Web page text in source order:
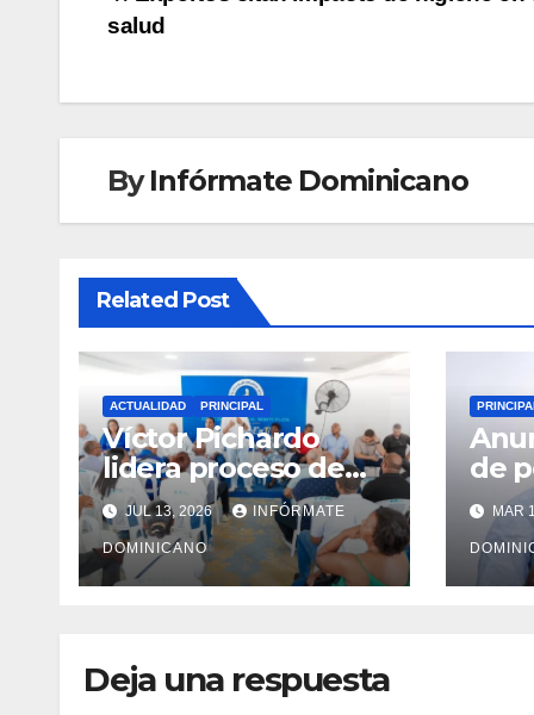
entradas
salud
ByInfórmate Dominicano
Related Post
ACTUALIDAD PRINCIPAL
Víctor Pichardo
lidera proceso de
reestructuración y
fortalecimiento del
PRM en Monte
Plata
JUL 13, 2026 INFÓRMATE
DOMINICANO
de
MAR
Deja una respuesta